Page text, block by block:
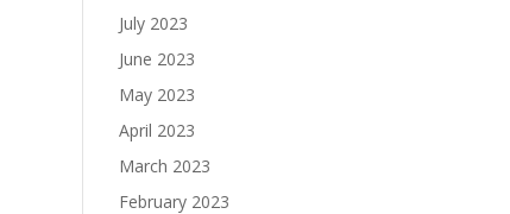
July 2023
June 2023
May 2023
April 2023
March 2023
February 2023